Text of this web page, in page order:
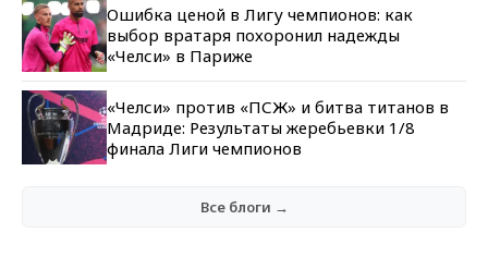
Ошибка ценой в Лигу чемпионов: как
выбор вратаря похоронил надежды
«Челси» в Париже
«Челси» против «ПСЖ» и битва титанов в
Мадриде: Результаты жеребьевки 1/8
финала Лиги чемпионов
Все блоги →